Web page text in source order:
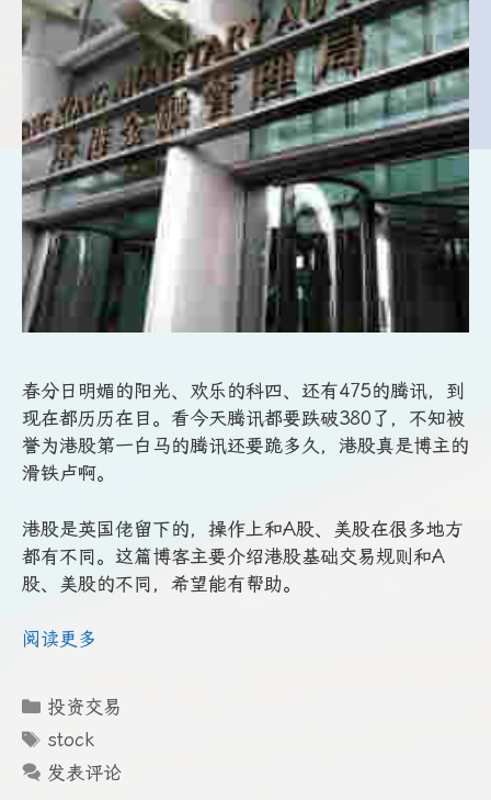
春分日明媚的阳光、欢乐的科四、还有475的腾讯，到
现在都历历在目。看今天腾讯都要跌破380了，不知被
誉为港股第一白马的腾讯还要跪多久，港股真是博主的
滑铁卢啊。
港股是英国佬留下的，操作上和A股、美股在很多地方
都有不同。这篇博客主要介绍港股基础交易规则和A
股、美股的不同，希望能有帮助。
阅读更多
分
类
投资交易
标
签
stock
发表评论